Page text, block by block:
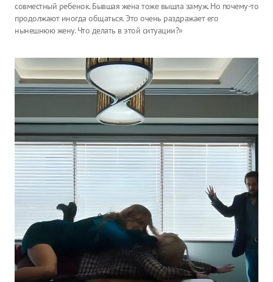
совместный ребенок. Бывшая жена тоже вышла замуж. Но почему-то
продолжают иногда общаться. Это очень раздражает его
нынешнюю жену. Что делать в этой ситуации?»